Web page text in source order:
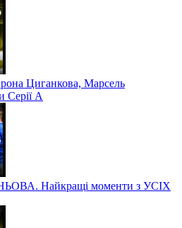
Циганкова, Марсель
Серії А
Найкращі моменти з УСІХ